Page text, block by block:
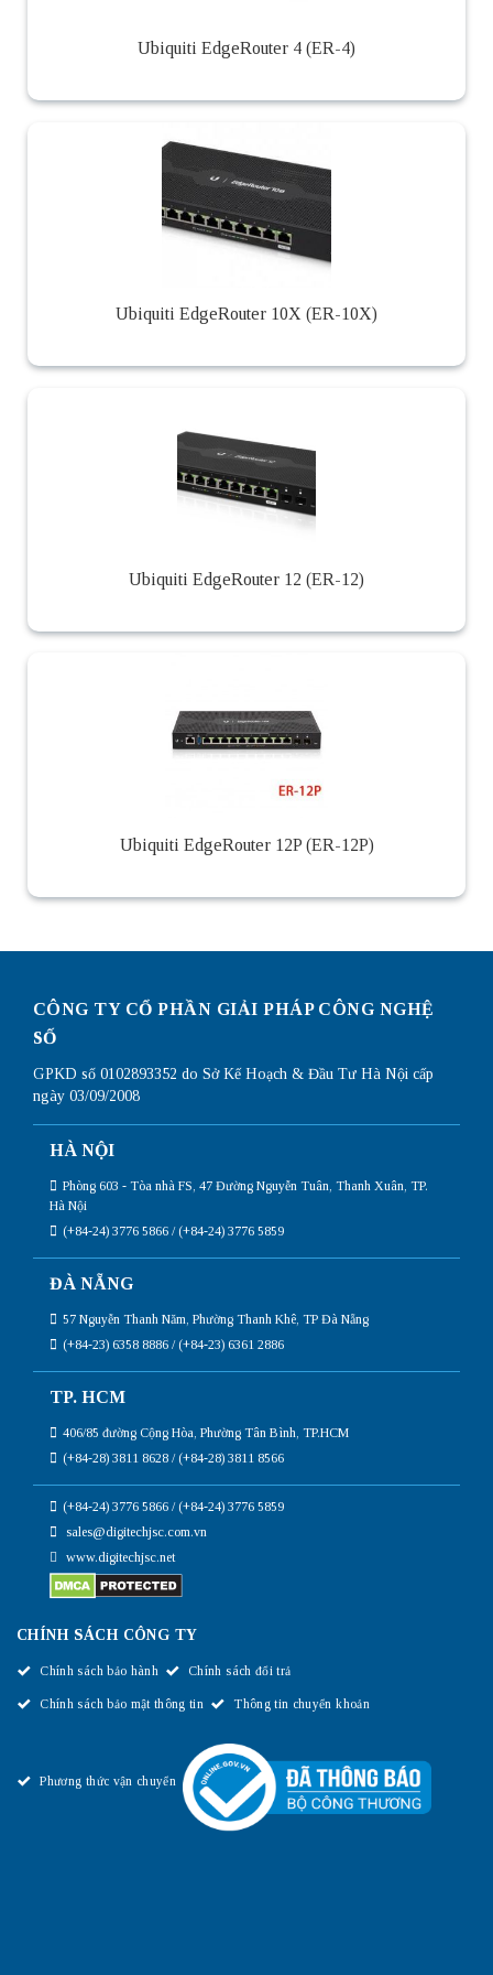
Ubiquiti EdgeRouter 4 (ER-4)
Ubiquiti EdgeRouter 10X (ER-10X)
Ubiquiti EdgeRouter 12 (ER-12)
Ubiquiti EdgeRouter 12P (ER-12P)
CÔNG TY CỔ PHẦN GIẢI PHÁP CÔNG NGHỆ
SỐ
GPKD số 0102893352 do Sở Kế Hoạch & Đầu Tư Hà Nội cấp
ngày 03/09/2008
HÀ NỘI
Phòng 603 - Tòa nhà FS, 47 Đường Nguyễn Tuân, Thanh Xuân, TP.
Hà Nội
(+84-24) 3776 5866 / (+84-24) 3776 5859
ĐÀ NẴNG
57 Nguyễn Thanh Năm, Phường Thanh Khê, TP Đà Nẵng
(+84-23) 6358 8886 / (+84-23) 6361 2886
TP. HCM
406/85 đường Cộng Hòa, Phường Tân Bình, TP.HCM
(+84-28) 3811 8628 / (+84-28) 3811 8566
(+84-24) 3776 5866 / (+84-24) 3776 5859
sales@digitechjsc.com.vn
www.digitechjsc.net
CHÍNH SÁCH CÔNG TY
Chính sách bảo hành Chính sách đổi trả
Chính sách bảo mật thông tin Thông tin chuyển khoản
Phương thức vận chuyển